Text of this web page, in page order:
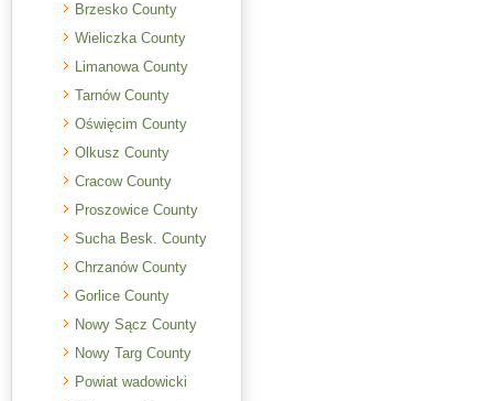
Brzesko County
Wieliczka County
Limanowa County
Tarnów County
Oświęcim County
Olkusz County
Cracow County
Proszowice County
Sucha Besk. County
Chrzanów County
Gorlice County
Nowy Sącz County
Nowy Targ County
Powiat wadowicki